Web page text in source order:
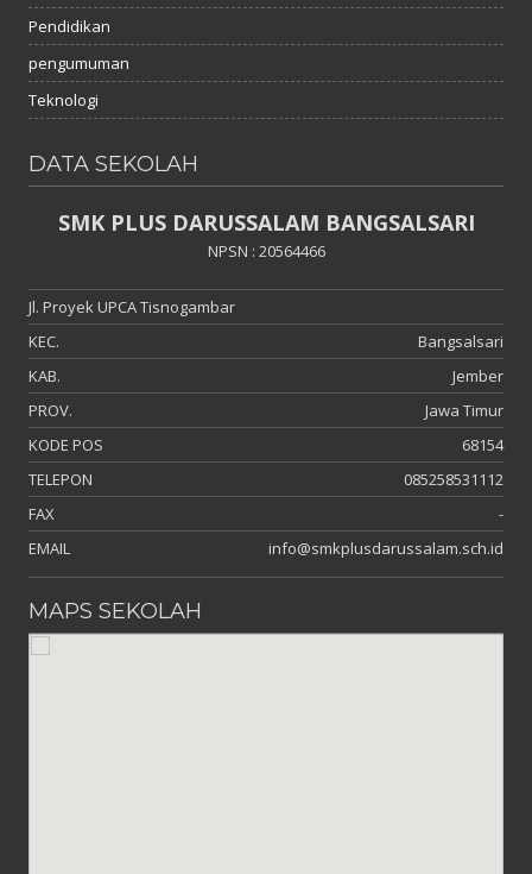
Pendidikan
pengumuman
Teknologi
DATA SEKOLAH
SMK PLUS DARUSSALAM BANGSALSARI
NPSN : 20564466
Jl. Proyek UPCA Tisnogambar
KEC.
Bangsalsari
KAB.
Jember
PROV.
Jawa Timur
KODE POS
68154
TELEPON
085258531112
FAX
-
EMAIL
info@smkplusdarussalam.sch.id
MAPS SEKOLAH